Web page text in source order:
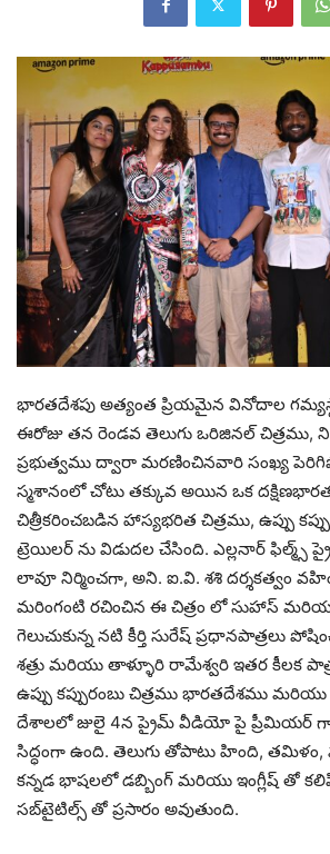
భారతదేశపు అత్యంత ప్రియమైన వినోదాల
ఈరోజు తన రెండవ తెలుగు ఒరిజినల్ చిత్రము,
ప్రభుత్వము ద్వారా మరణించినవారి సంఖ్య
స్మశానంలో చోటు తక్కువ అయిన ఒక
చిత్రీకరించబడిన హాస్యభరిత చిత్రము, ఉప్పు
ట్రెయిలర్ ను విడుదల చేసింది. ఎల్లనార్ ఫిల్మ్స్
లావూ నిర్మించగా, అని. ఐ.వి. శశి దర్శకత్వం
మరింగంటి రచించిన ఈ చిత్రం లో సుహాస్
గెలుచుకున్న నటి కీర్తి సురేష్ ప్రధానపాత్రలు
శత్రు మరియు తాళ్ళూరి రామేశ్వరి ఇతర కీలక
ఉప్పు కప్పురంబు చిత్రము భారతదేశము మరియు
దేశాలలో జులై 4న ప్రైమ్ వీడియో పై ప్రీమియర్ గా
సిద్ధంగా ఉంది. తెలుగు తోపాటు హింది,
కన్నడ భాషలలో డబ్బింగ్ మరియు ఇంగ్లీష్ తో
సబ్‎టైటిల్స్ తో ప్రసారం అవుతుంది.